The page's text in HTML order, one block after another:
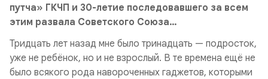
путча» ГКЧП и 30-летие последовавшего за всем
этим развала Советского Союза…
Тридцать лет назад мне было тринадцать — подросток,
уже не ребёнок, но и не взрослый. В те времена ещё не
было всякого рода навороченных гаджетов, которыми